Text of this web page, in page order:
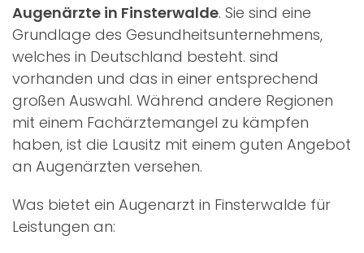
Augenärzte in Finsterwalde. Sie sind eine
Grundlage des Gesundheitsunternehmens,
welches in Deutschland besteht. sind
vorhanden und das in einer entsprechend
großen Auswahl. Während andere Regionen
mit einem Fachärztemangel zu kämpfen
haben, ist die Lausitz mit einem guten Angebot
an Augenärzten versehen.
Was bietet ein Augenarzt in Finsterwalde für
Leistungen an: